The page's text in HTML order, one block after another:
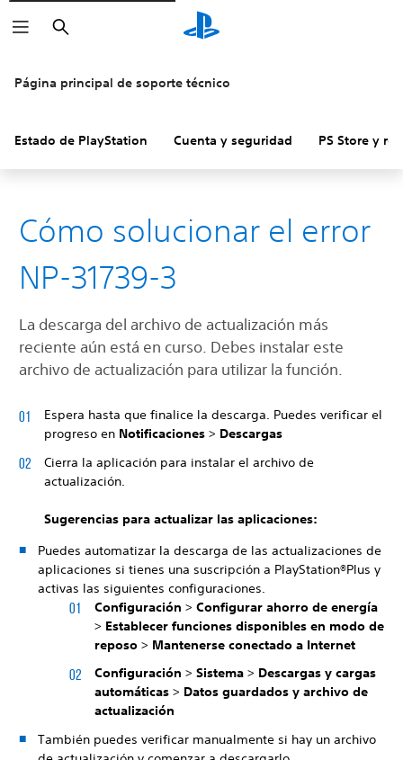
Buscar
Página principal de soporte técnico
Estado de PlayStation Cuenta y seguridad PS Store y
Cómo solucionar el error
NP-31739-3
La descarga del archivo de actualización más
reciente aún está en curso. Debes instalar este
archivo de actualización para utilizar la función.
Espera hasta que finalice la descarga. Puedes verificar el
progreso en Notificaciones > Descargas
Cierra la aplicación para instalar el archivo de
actualización.
Sugerencias para actualizar las aplicaciones:
Puedes automatizar la descarga de las actualizaciones de
aplicaciones si tienes una suscripción a PlayStation®Plus y
activas las siguientes configuraciones.
Configuración > Configurar ahorro de energía
> Establecer funciones disponibles en modo de
reposo > Mantenerse conectado a Internet
Configuración > Sistema > Descargas y cargas
automáticas > Datos guardados y archivo de
actualización
También puedes verificar manualmente si hay un archivo